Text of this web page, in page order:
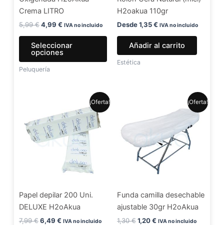
Crema LITRO
5,99€4,99 € IVA no incluido
Seleccionar
opciones
elegir
la
página
de
Peluquería
H2oakua 110gr
Desde1,35€ IVA no incluido
Añadir al carrito
Estética
¡Oferta!
Papel depilar 200 Uni.
DELUXE H2oAkua
7,99€
original
era:
7,99 €.
6,49 €
actual
es:
6,49 €.
IVA no incluido
¡Oferta!
Funda camilla desechable
ajustable 30gr H2oAkua
1,30€
original
era:
1,20€
actual
1,20 €.
IVA no incluido